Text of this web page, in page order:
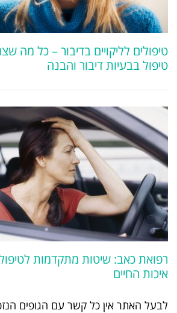
טיפולים לליקויים בדיבור – כל מה
טיפול בבעיות דיבור והבנה
רפואת כאב: שיטות מתקדמות
איכות החיים
לבעל האתר אין כל קשר עם הגופים